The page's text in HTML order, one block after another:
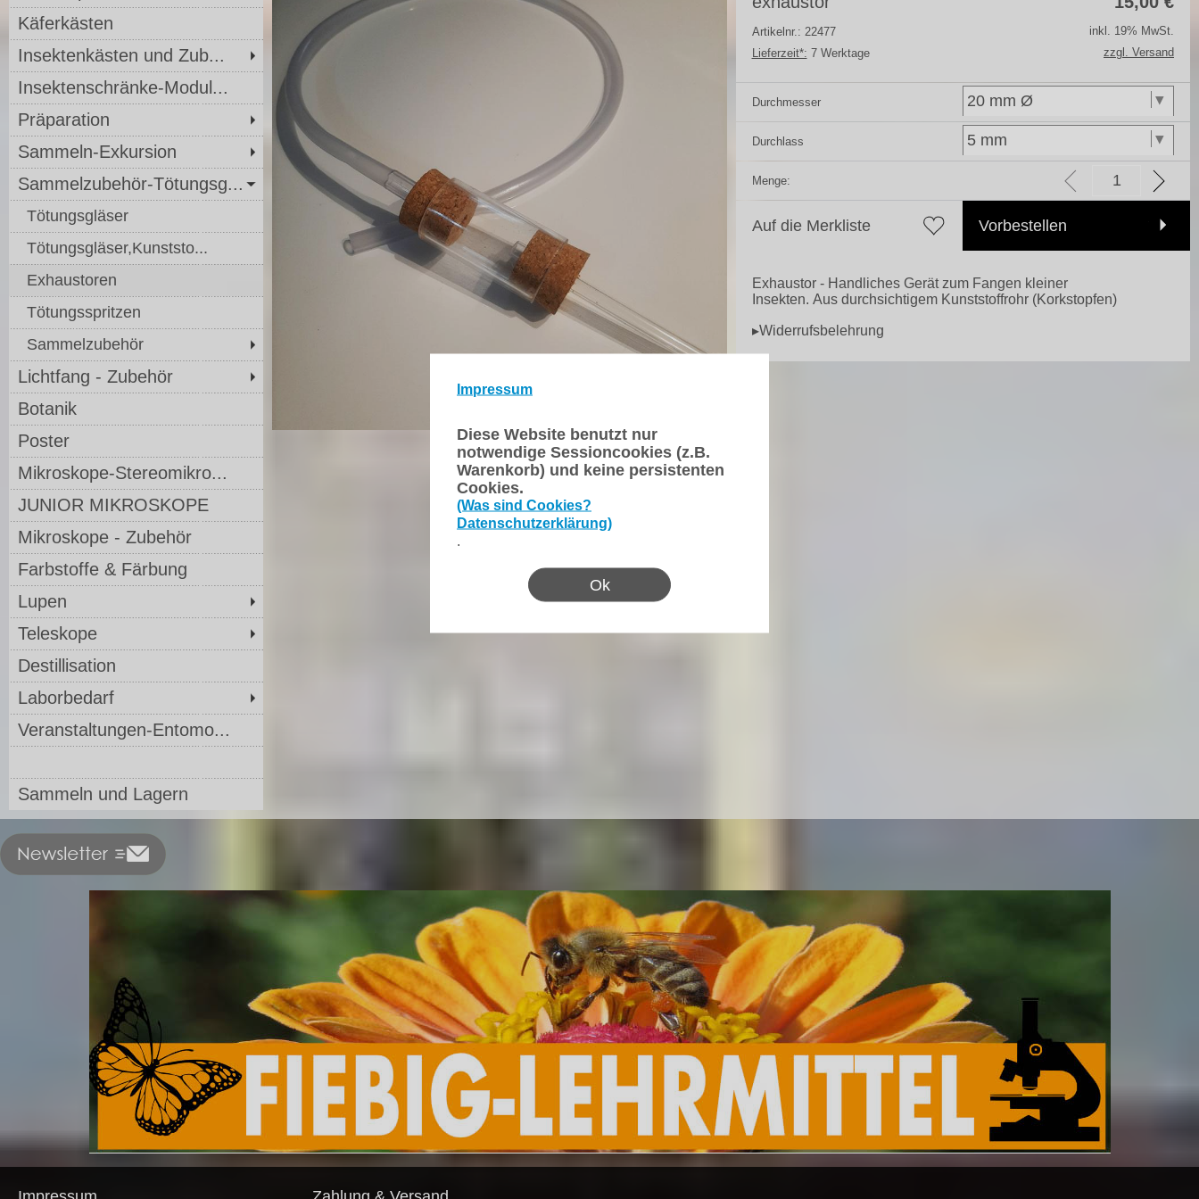
Impressum
Diese Website benutzt nur
notwendige Sessioncookies (z.B.
Warenkorb) und keine persistenten
Cookies.
(Was sind Cookies?
Datenschutzerklärung)
Ok
Käferkästen
Insektenkästen und Zub...
Insektenschränke-Modul...
Präparation
Sammeln-Exkursion
Sammelzubehör-Tötungsg...
Tötungsgläser
Tötungsgläser,Kunststo...
Exhaustoren
Tötungsspritzen
Sammelzubehör
Lichtfang - Zubehör
Botanik
Poster
Mikroskope-Stereomikro...
JUNIOR MIKROSKOPE
Mikroskope - Zubehör
Farbstoffe & Färbung
Lupen
Teleskope
Destillisation
Laborbedarf
Veranstaltungen-Entomo...
Sammeln und Lagern
Artikelnr.: 22477
Lieferzeit*: 7 Werktage
inkl. 19% MwSt.
zzgl. Versand
Durchmesser
Durchlass
Menge:
Auf die Merkliste Vorbestellen
Exhaustor - Handliches Gerät zum Fangen kleiner
Insekten. Aus durchsichtigem Kunststoffrohr (Korkstopfen)
▸Widerrufsbelehrung